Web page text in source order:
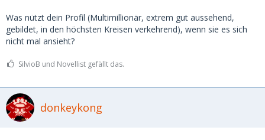
Was nützt dein Profil (Multimillionär, extrem gut aussehend,
gebildet, in den höchsten Kreisen verkehrend), wenn sie es sich
nicht mal ansieht?
SilvioB und Novellist gefällt das.
donkeykong